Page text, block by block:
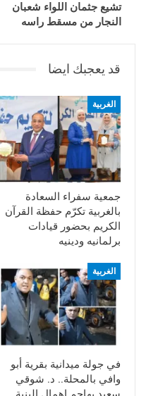
تشيع جثمان اللواء شعبان
النجار من مسقط راسه
قد يعجبك ايضا
الغربية
جمعية سفراء السعادة
بالغربية تكرّم حفظة القرآن
الكريم بحضور قيادات
برلمانيه ودينيه
الغربية
في جولة ميدانية بقرية أبو
وافي بالمحلة.. د. شوقي